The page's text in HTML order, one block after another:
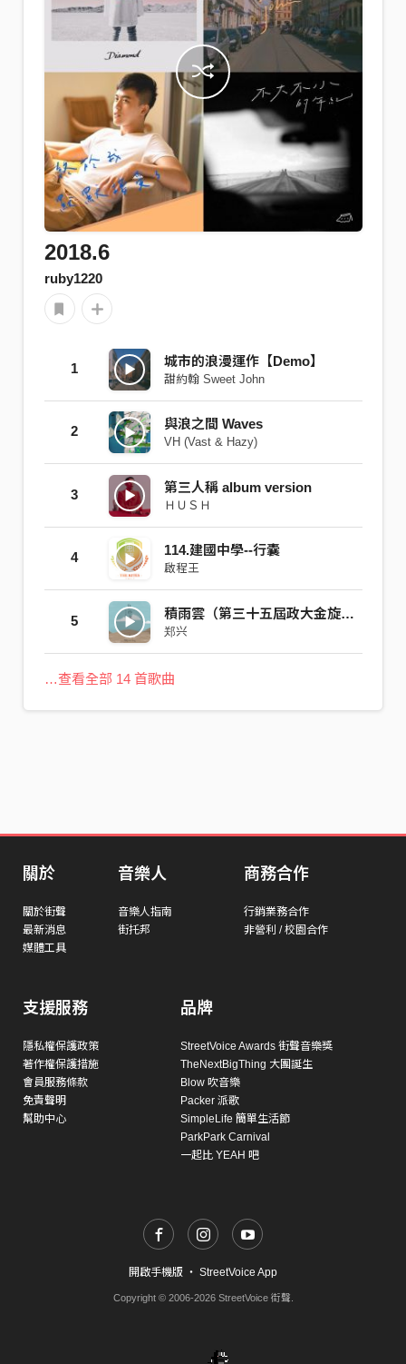
2018.6
ruby1220
1 城市的浪漫運作【Demo】
甜約翰 Sweet John
2 與浪之間 Waves
VH (Vast & Hazy)
3 第三人稱 album version
ＨＵＳＨ
4 114.建國中學--行囊
啟程王
5 積雨雲（第三十五屆政大金旋獎主題曲）
郑兴
…查看全部 14 首歌曲
關於
關於街聲
最新消息
媒體工具
音樂人
音樂人指南
街托邦
商務合作
行銷業務合作
非營利 / 校園合作
支援服務
隱私權保護政策
著作權保護措施
會員服務條款
免責聲明
幫助中心
品牌
StreetVoice Awards 街聲音樂獎
TheNextBigThing 大團誕生
Blow 吹音樂
Packer 派歌
SimpleLife 簡單生活節
ParkPark Carnival
一起比 YEAH 吧
開啟手機版 ・ StreetVoice App
Copyright © 2006-2026 StreetVoice 街聲.